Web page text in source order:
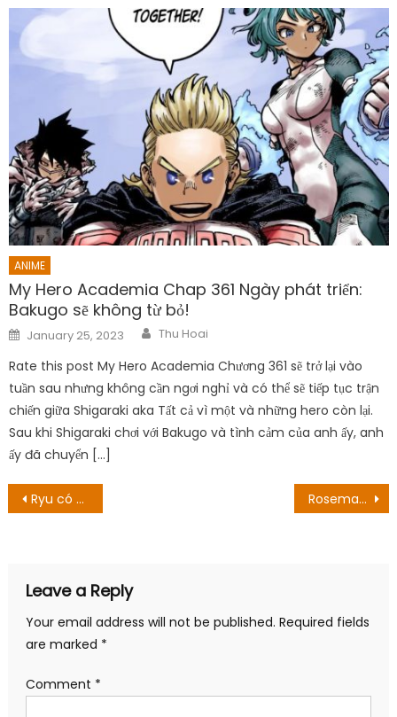
ANIME
My Hero Academia Chap 361 Ngày phát triển:
Bakugo sẽ không từ bỏ!
Posted
on
January 25, 2023 Author
Thu Hoai
Rate this post My Hero Academia Chương 361 sẽ trở lại vào
tuần sau nhưng không cần ngơi nghỉ và có thể sẽ tiếp tục trận
chiến giữa Shigaraki aka Tất cả vì một và những hero còn lại.
Sau khi Shigaraki chơi với Bakugo và tình cảm của anh ấy, anh
ấy đã chuyển […]
Post
Ryu có giết được thương nhân không? Ngày phát hành và hơn thế nữa! Rosemary And Thyme được quay ở đâu? Vị trí được tiết lộ
Leave a Reply
Your email address will not be published. Required fields
are marked *
Comment *